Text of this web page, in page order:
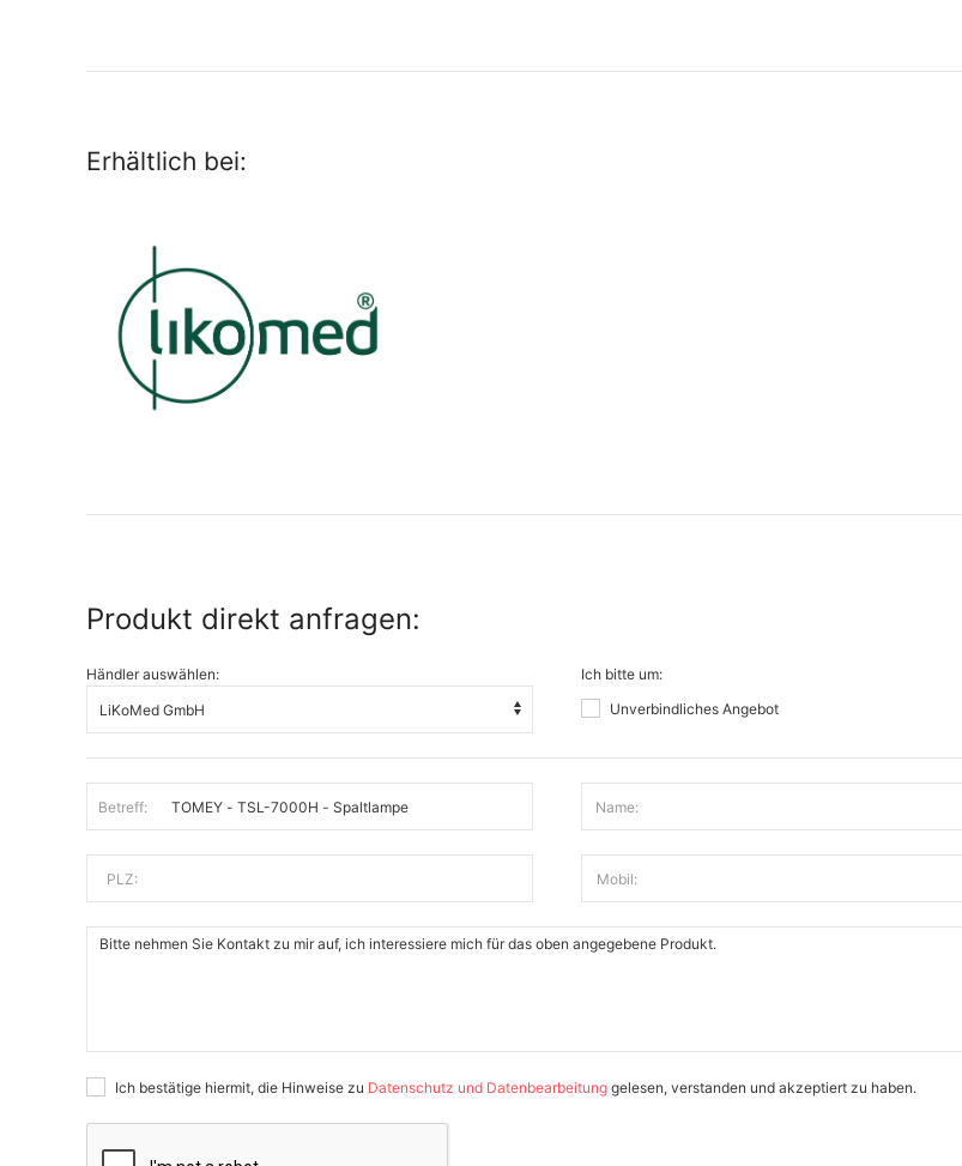
Erhältlich bei:
Produkt direkt anfragen:
Händler auswählen:
Ich bitte um:
Unverbindliches Angebot
Betreff: Name:
PLZ: Mobil:
Ich bestätige hiermit, die Hinweise zu Datenschutz und Datenbearbeitung gelesen, verstanden und akzeptiert zu haben.